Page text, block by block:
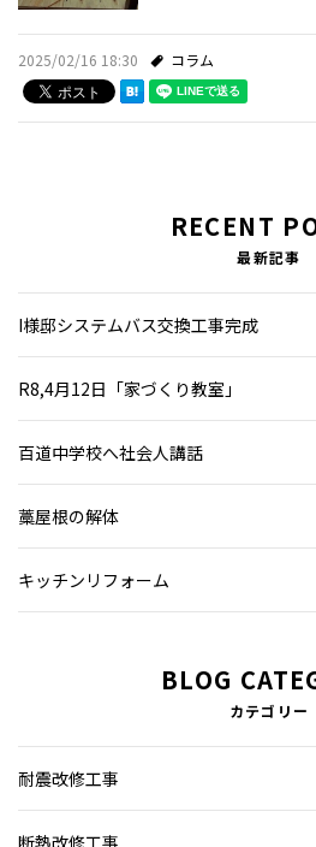
オンライン住宅相談＆ブランド家具の
プライバシーポリシー
2025/02/16 18:30 コラム
RECENT
最新記事
I様邸システムバス交換工事完成
R8,4月12日「家づくり教室」
百道中学校へ社会人講話
藁屋根の解体
キッチンリフォーム
BLOG
カテゴリー
耐震改修工事
断熱改修工事